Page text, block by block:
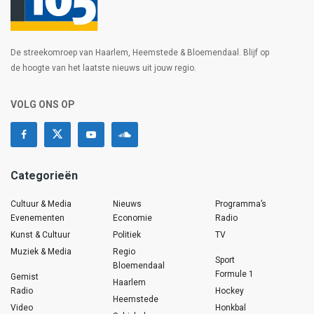
De streekomroep van Haarlem, Heemstede & Bloemendaal. Blijf op
de hoogte van het laatste nieuws uit jouw regio.
VOLG ONS OP
Categorieën
Cultuur & Media
Evenementen
Kunst & Cultuur
Muziek & Media
Gemist
Radio
Video
Nieuws
Economie
Politiek
Regio
Bloemendaal
Haarlem
Heemstede
Programma’s
Radio
TV
Sport
Formule 1
Hockey
Honkbal